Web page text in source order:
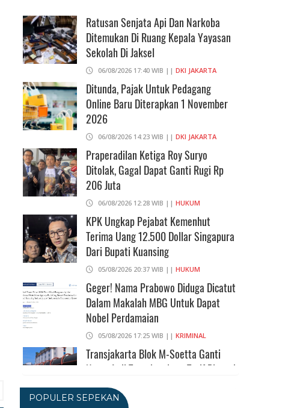
Ratusan Senjata Api Dan Narkoba
Ditemukan Di Ruang Kepala Yayasan
Sekolah Di Jaksel
06/08/2026 17:40 WIB || DKI JAKARTA
Ditunda, Pajak Untuk Pedagang
Online Baru Diterapkan 1 November
2026
06/08/2026 14:23 WIB || DKI JAKARTA
Praperadilan Ketiga Roy Suryo
Ditolak, Gagal Dapat Ganti Rugi Rp
206 Juta
06/08/2026 12:28 WIB || HUKUM
KPK Ungkap Pejabat Kemenhut
Terima Uang 12.500 Dollar Singapura
Dari Bupati Kuansing
05/08/2026 20:37 WIB || HUKUM
Geger! Nama Prabowo Diduga Dicatut
Dalam Makalah MBG Untuk Dapat
Nobel Perdamaian
05/08/2026 17:25 WIB || KRIMINAL
Transjakarta Blok M-Soetta Ganti
Nama Jadi Transbandara, Tarif Dipatok
Rp15.000
05/08/2026 15:05 WIB ||
POPULER SEPEKAN